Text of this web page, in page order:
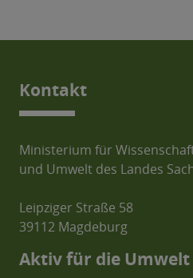
Kontakt
Ministerium für
und Umwelt des Landes
Leipziger Straße 58
39112 Magdeburg
Aktiv für die Umwelt